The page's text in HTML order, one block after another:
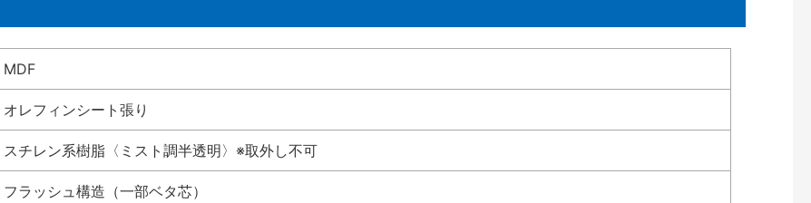
MDF
オレフィンシート張り
スチレン系樹脂〈ミスト調半透明〉※取外し不可
フラッシュ構造（一部ベタ芯）